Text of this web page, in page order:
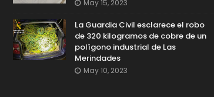
May 15, 2023
La Guardia Civil esclarece el robo
de 320 kilogramos de cobre de un
polígono industrial de Las
Merindades
May 10, 2023